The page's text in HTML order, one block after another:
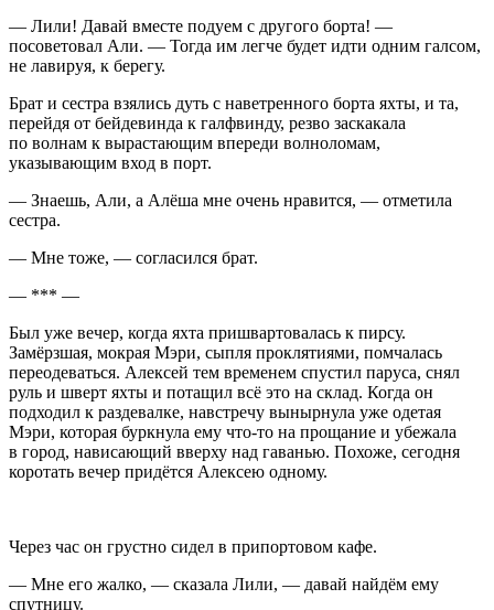
— Лили! Давай вместе подуем с другого борта! —
посоветовал Али. — Тогда им легче будет идти одним галсом,
не лавируя, к берегу.
Брат и сестра взялись дуть с наветренного борта яхты, и та,
перейдя от бейдевинда к галфвинду, резво заскакала
по волнам к вырастающим впереди волноломам,
указывающим вход в порт.
— Знаешь, Али, а Алёша мне очень нравится, — отметила
сестра.
— Мне тоже, — согласился брат.
— *** —
Был уже вечер, когда яхта пришвартовалась к пирсу.
Замёрзшая, мокрая Мэри, сыпля проклятиями, помчалась
переодеваться. Алексей тем временем спустил паруса, снял
руль и шверт яхты и потащил всё это на склад. Когда он
подходил к раздевалке, навстречу вынырнула уже одетая
Мэри, которая буркнула ему что-то на прощание и убежала
в город, нависающий вверху над гаванью. Похоже, сегодня
коротать вечер придётся Алексею одному.
Через час он грустно сидел в припортовом кафе.
— Мне его жалко, — сказала Лили, — давай найдём ему
спутницу.